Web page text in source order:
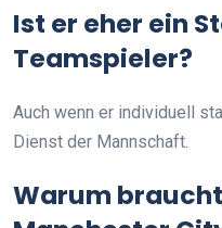
Ist er eher ein
Teamspieler?
Auch wenn er individuell
Dienst der Mannschaft.
Warum